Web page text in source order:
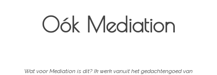
Oók Mediation
Wat voor Mediation is dit? Ik werk vanuit het gedachtengoed van